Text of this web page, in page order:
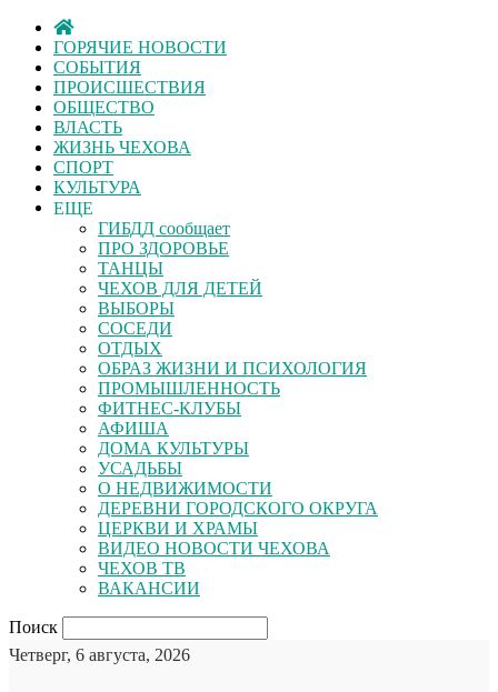
ГОРЯЧИЕ НОВОСТИ
СОБЫТИЯ
ПРОИСШЕСТВИЯ
ОБЩЕСТВО
ВЛАСТЬ
ЖИЗНЬ ЧЕХОВА
СПОРТ
КУЛЬТУРА
ЕЩЕ
ГИБДД сообщает
ПРО ЗДОРОВЬЕ
ТАНЦЫ
ЧЕХОВ ДЛЯ ДЕТЕЙ
ВЫБОРЫ
СОСЕДИ
ОТДЫХ
ОБРАЗ ЖИЗНИ И ПСИХОЛОГИЯ
ПРОМЫШЛЕННОСТЬ
ФИТНЕС-КЛУБЫ
АФИША
ДОМА КУЛЬТУРЫ
УСАДЬБЫ
О НЕДВИЖИМОСТИ
ДЕРЕВНИ ГОРОДСКОГО ОКРУГА
ЦЕРКВИ И ХРАМЫ
ВИДЕО НОВОСТИ ЧЕХОВА
ЧЕХОВ ТВ
ВАКАНСИИ
Поиск
Четверг, 6 августа, 2026